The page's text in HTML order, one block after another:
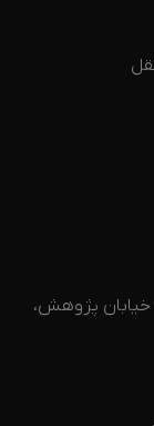
خیابان پژوهش،